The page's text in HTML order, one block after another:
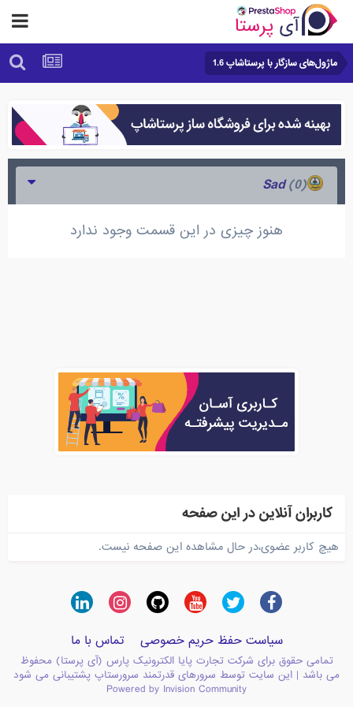
ماژول‌های سازگار با پرستاشاپ 1.6
Sad
(0)
هنوز چیزی در این قسمت وجود ندارد
کاربران آنلاین در این صفحه
هیچ کاربر عضوی،در حال مشاهده این صفحه نیست.
سیاست حفظ حریم خصوصی تماس با ما
تمامی حقوق برای شرکت تجارت پایا الکترونیک پارس (آی پرستا) محفوظ
می باشد | این سایت توسط سرورهای قدرتمند سرورستاپ پشتیبانی می شود
Powered by Invision Community